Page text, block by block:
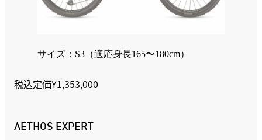
サイズ：S3（適応身長165〜180cm）
税込定価¥1,353,000
AETHOS EXPERT